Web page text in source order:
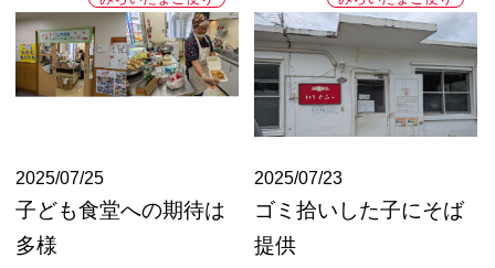
2025/07/25
子ども食堂への期待は
多様
2025/07/23
ゴミ拾いした子にそば
提供